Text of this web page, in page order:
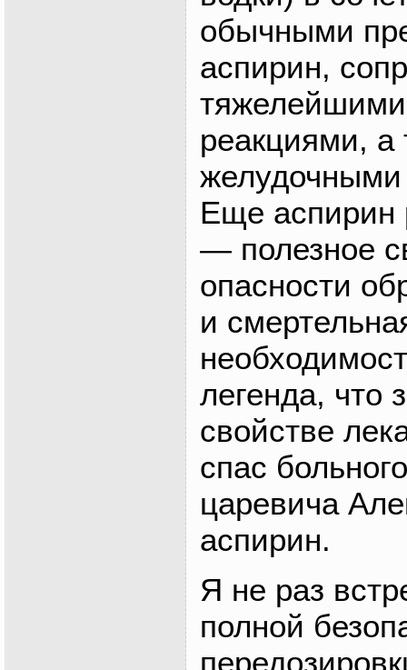
обычными
аспирин,
реакциями, а
желудочными
Еще аспирин
— полезное
опасности
и
легенда, что
свойстве
спас
царевича
аспирин.
Я не раз
полной